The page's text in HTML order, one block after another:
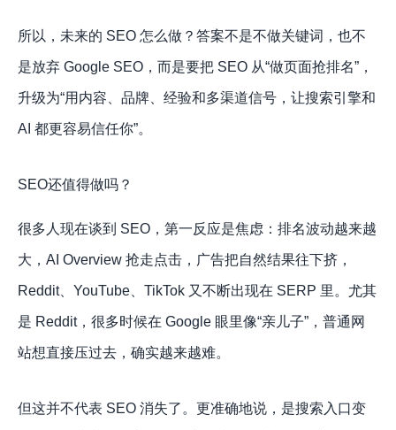
所以，未来的 SEO 怎么做？答案不是不做关键词，也不
是放弃 Google SEO，而是要把 SEO 从“做页面抢排名”，
升级为“用内容、品牌、经验和多渠道信号，让搜索引擎和
AI 都更容易信任你”。
SEO还值得做吗？
很多人现在谈到 SEO，第一反应是焦虑：排名波动越来越
大，AI Overview 抢走点击，广告把自然结果往下挤，
Reddit、YouTube、TikTok 又不断出现在 SERP 里。尤其
是 Reddit，很多时候在 Google 眼里像“亲儿子”，普通网
站想直接压过去，确实越来越难。
但这并不代表 SEO 消失了。更准确地说，是搜索入口变